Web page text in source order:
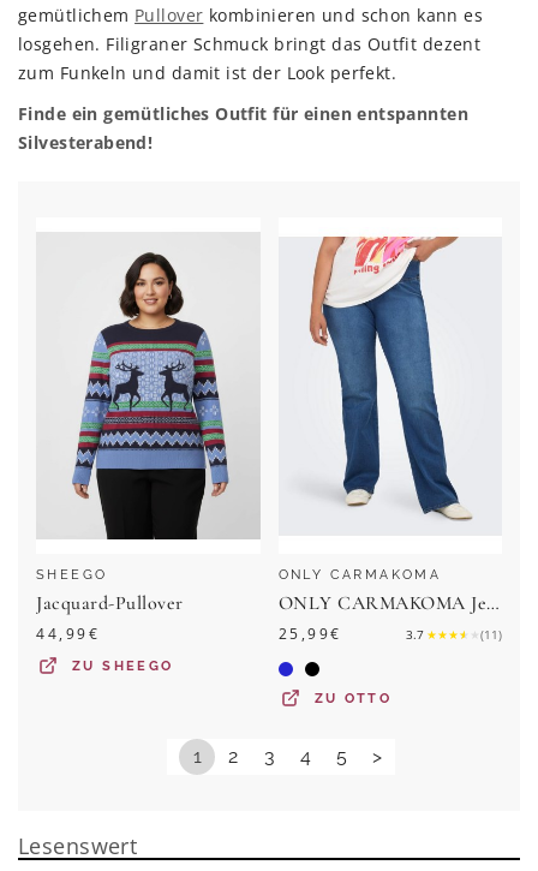
gemütlichem Pullover kombinieren und schon kann es
losgehen. Filigraner Schmuck bringt das Outfit dezent
zum Funkeln und damit ist der Look perfekt.
Finde ein gemütliches Outfit für einen entspannten
Silvesterabend!
SHEEGO
Jacquard-Pullover
44,99€
ZUSHEEGO
ONLY CARMAKOMA
ONLY CARMAKOMA Jeansleggings CARROYAL MID WAIST FLARED LEGGING
25,99€ 3.7 ★★★★ ★ (11)
ZU OTTO
1 2 3 4 5 >
Lesenswert